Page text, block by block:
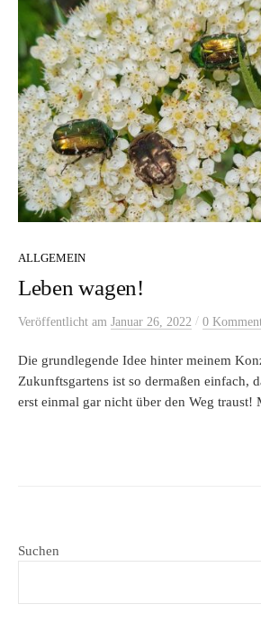
ALLGEMEIN
Leben wagen!
Veröffentlicht am Januar 26, 2022 / 0
Die grundlegende Idee hinter meinem
Zukunftsgartens ist so dermaßen einfach,
erst einmal gar nicht über den Weg traust!
Suchen